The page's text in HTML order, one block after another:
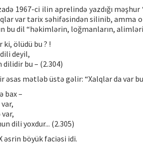
1967-ci ilin aprelində yazdığı
var tarix səhifəsindən silinib, amma
bu dil “həkimlərin, loğmanların,
ki, ölüdü bu ? !
deyil,
dilidir bu – (2.304)
əsas mətləb üstə gəlir: “Xalqlar da var
bax –
dili yoxdur... (2.305)
əsrin böyük faciəsi idi.